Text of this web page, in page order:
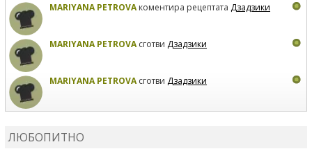
MARIYANA PETROVAкоментира рецептата Дзадзики
MARIYANA PETROVAсготви Дзадзики
MARIYANA PETROVAсготви Дзадзики
ЛЮБОПИТНО